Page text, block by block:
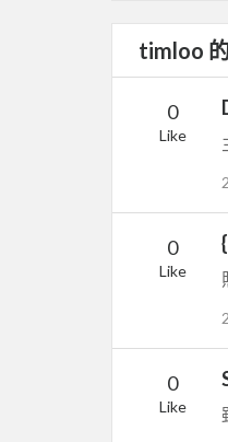
timloo
0
Like
0
Like
0
Like